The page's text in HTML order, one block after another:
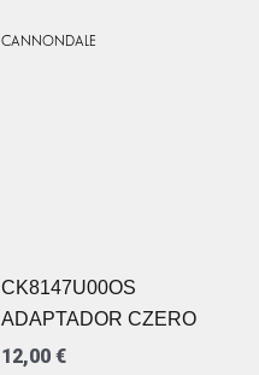
CANNONDALE
CK8147U00OS
ADAPTADOR CZERO
12,00 €